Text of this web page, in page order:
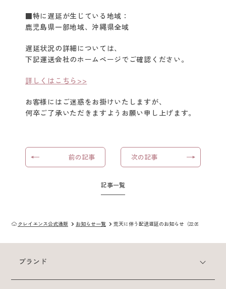
カラーケアシリーズ
クレイスパ
クイックカラー
クレイスパ
クレイスパ
クレイスパ カラーキープ
＆ダメージケアマスク
クレイスパ
■特に遅延が生じている地域：
鹿児島県一部地域、沖縄県全域
遅延状況の詳細については、
下記運送会社のホームページでご確認ください。
詳しくはこちら>>
お客様にはご迷惑をお掛けいたしますが、
何卒ご了承いただきますようお願い申し上げます。
前の記事
記事一覧
次の記事
クレイエンス公式通販 お知らせ一覧 荒天に伴う配送遅延のお知らせ（22.09.08更新）
ブランド